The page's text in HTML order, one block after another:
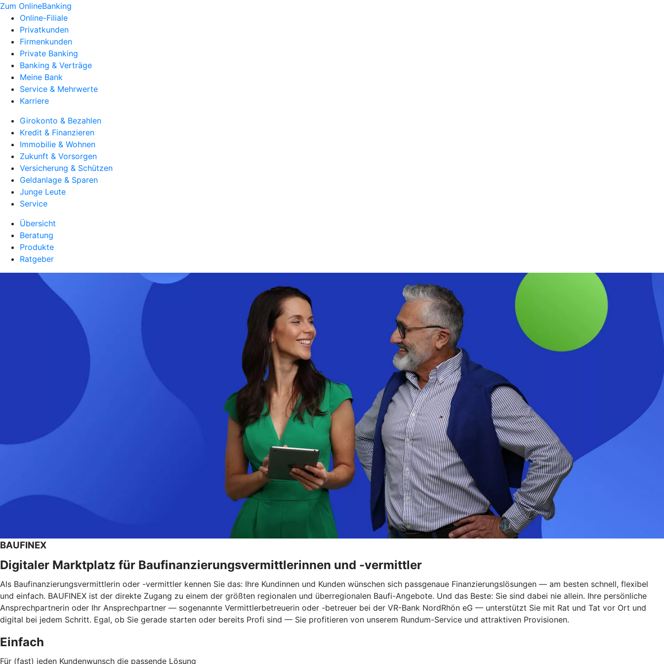
Zum OnlineBanking
Online-Filiale
Privatkunden
Firmenkunden
Private Banking
Banking & Verträge
Meine Bank
Service & Mehrwerte
Karriere
Girokonto & Bezahlen
Kredit & Finanzieren
Immobilie & Wohnen
Zukunft & Vorsorgen
Versicherung & Schützen
Geldanlage & Sparen
Junge Leute
Service
Übersicht
Beratung
Produkte
Ratgeber
BAUFINEX
Digitaler Marktplatz für Baufinanzierungsvermittlerinnen und -vermittler
Als Baufinanzierungsvermittlerin oder -vermittler kennen Sie das: Ihre Kundinnen und Kunden wünschen sich passgenaue Finanzierungslösungen — am besten schnell, flexibel
und einfach. BAUFINEX ist der direkte Zugang zu einem der größten regionalen und überregionalen Baufi-Angebote. Und das Beste: Sie sind dabei nie allein. Ihre persönliche
Ansprechpartnerin oder Ihr Ansprechpartner — sogenannte Vermittlerbetreuerin oder -betreuer bei der VR-Bank NordRhön eG — unterstützt Sie mit Rat und Tat vor Ort und
digital bei jedem Schritt. Egal, ob Sie gerade starten oder bereits Profi sind — Sie profitieren von unserem Rundum-Service und attraktiven Provisionen.
Einfach
Für (fast) jeden Kundenwunsch die passende Lösung